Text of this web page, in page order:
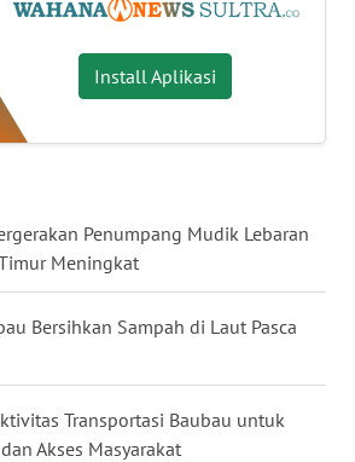
Install Aplikasi
Penumpang Mudik Lebaran
Meningkat
Bersihkan Sampah di Laut Pasca
Transportasi Baubau untuk
Akses Masyarakat